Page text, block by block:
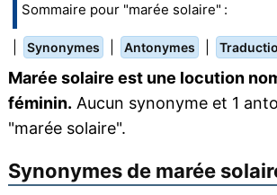
Sommaire pour "marée solaire" :
Synonymes Antonymes
Marée solaire est une locution
féminin. Aucun synonyme et 1
"marée solaire".
Synonymes de marée